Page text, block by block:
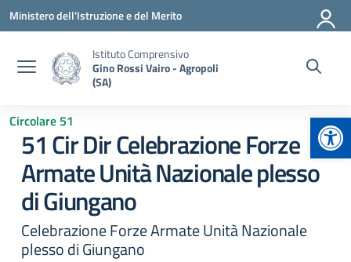
Vai ai contenuti
Vai al menu di navigazione
Vai al footer
Ministero dell'Istruzione e del Merito
Istituto Comprensivo
Gino Rossi Vairo - Agropoli
(SA)
Circolare 51
51 Cir Dir Celebrazione Forze
Armate Unità Nazionale plesso
di Giungano
Celebrazione Forze Armate Unità Nazionale
plesso di Giungano